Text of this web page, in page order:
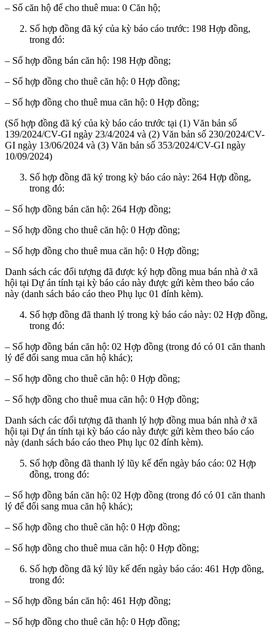
– Số căn hộ để cho thuê mua: 0 Căn hộ;
Số hợp đồng đã ký của kỳ báo cáo trước: 198 Hợp đồng,
trong đó:
– Số hợp đồng bán căn hộ: 198 Hợp đồng;
– Số hợp đồng cho thuê căn hộ: 0 Hợp đồng;
– Số hợp đồng cho thuê mua căn hộ: 0 Hợp đồng;
(Số hợp đồng đã ký của kỳ báo cáo trước tại (1) Văn bản số
139/2024/CV-GI ngày 23/4/2024 và (2) Văn bản số 230/2024/CV-
GI ngày 13/06/2024 và (3) Văn bản số 353/2024/CV-GI ngày
10/09/2024)
Số hợp đồng đã ký trong kỳ báo cáo này: 264 Hợp đồng,
trong đó:
– Số hợp đồng bán căn hộ: 264 Hợp đồng;
– Số hợp đồng cho thuê căn hộ: 0 Hợp đồng;
– Số hợp đồng cho thuê mua căn hộ: 0 Hợp đồng;
Danh sách các đối tượng đã được ký hợp đồng mua bán nhà ở xã
hội tại Dự án tính tại kỳ báo cáo này được gửi kèm theo báo cáo
này (danh sách báo cáo theo Phụ lục 01 đính kèm).
Số hợp đồng đã thanh lý trong kỳ báo cáo này: 02 Hợp đồng,
trong đó:
– Số hợp đồng bán căn hộ: 02 Hợp đồng (trong đó có 01 căn thanh
lý để đổi sang mua căn hộ khác);
– Số hợp đồng cho thuê căn hộ: 0 Hợp đồng;
– Số hợp đồng cho thuê mua căn hộ: 0 Hợp đồng;
Danh sách các đối tượng đã thanh lý hợp đồng mua bán nhà ở xã
hội tại Dự án tính tại kỳ báo cáo này được gửi kèm theo báo cáo
này (danh sách báo cáo theo Phụ lục 02 đính kèm).
Số hợp đồng đã thanh lý lũy kế đến ngày báo cáo: 02 Hợp
đồng, trong đó:
– Số hợp đồng bán căn hộ: 02 Hợp đồng (trong đó có 01 căn thanh
lý để đổi sang mua căn hộ khác);
– Số hợp đồng cho thuê căn hộ: 0 Hợp đồng;
– Số hợp đồng cho thuê mua căn hộ: 0 Hợp đồng;
Số hợp đồng đã ký lũy kế đến ngày báo cáo: 461 Hợp đồng,
trong đó:
– Số hợp đồng bán căn hộ: 461 Hợp đồng;
– Số hợp đồng cho thuê căn hộ: 0 Hợp đồng;